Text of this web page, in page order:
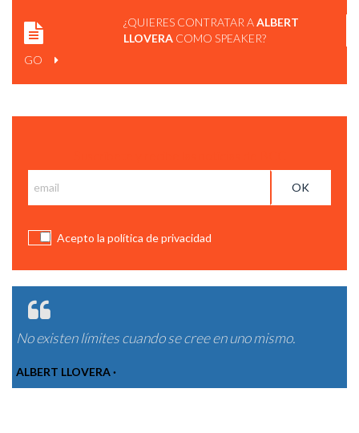
¿QUIERES CONTRATAR AALBERT
LLOVERA COMO SPEAKER?
GO
Acepto la política de privacidad
No existen límites cuando se cree en uno mismo.
ALBERT LLOVERA ·